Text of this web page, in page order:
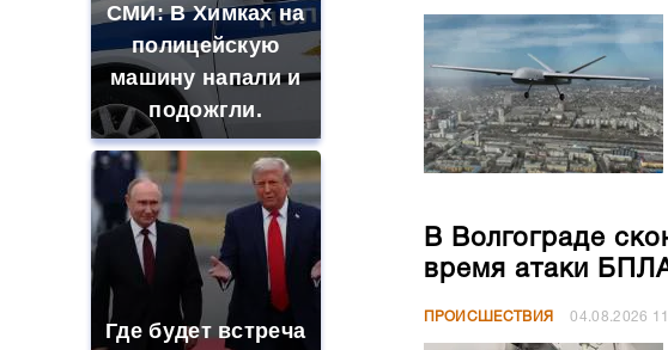
СМИ: В Химках на
полицейскую
машину напали и
подожгли.
Где будет встреча
В Волгограде
время атаки
ПРОИСШЕСТВИЯ 04.08.2026